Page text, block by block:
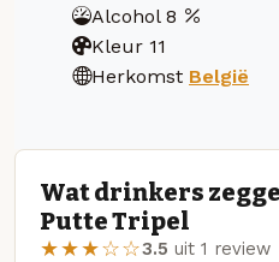
Alcohol 8
Kleur 11
Herkomst België
Wat drinkers
Putte Tripel
★★★☆☆3.5 uit 1 review